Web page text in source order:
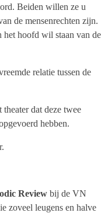
Beiden willen ze u
de mensenrechten zijn.
het hoofd wil staan van de
relatie tussen de
dat deze twee
hebben.
Review bij de VN
zoveel leugens en halve